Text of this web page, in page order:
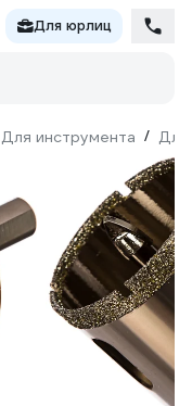
Для юрлиц
Для инструмента / Для